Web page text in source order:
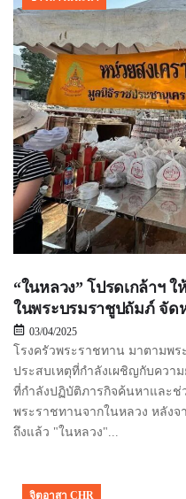
“ในหลวง” โปรดเกล้าฯ
ในพระบรมราชูปถัมภ์ จัด
03/04/2025
โรงครัวพระราชทาน มาตามพร
ประสบเหตุที่กำลังเผชิญกับควา
ที่กำลังปฏิบัติภารกิจค้นหาและช่
พระราชทานจากในหลวง หลังจ
ถึงแล้ว "ในหลวง"...
จิตอาสา CHR